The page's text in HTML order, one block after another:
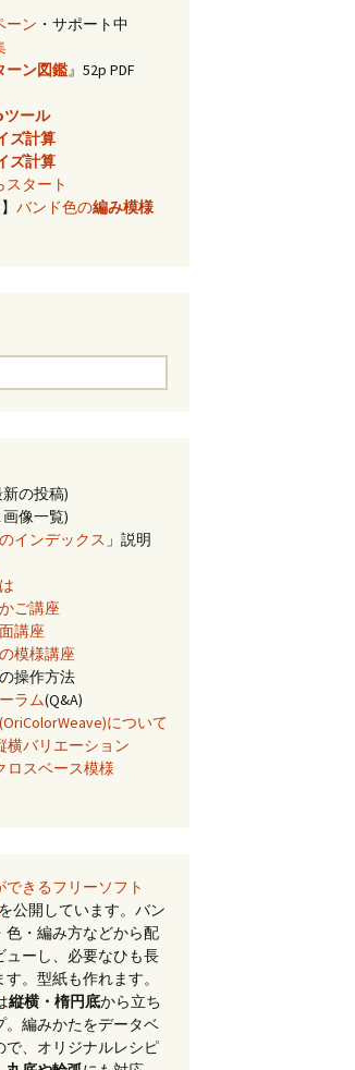
ーン ・サポート中
ーン図鑑』52p PDF
ツール
ズ計算
ズ計算
スタート
バンド色の編み模様
新の投稿)
画像一覧)
インデックス 」説明
ご講座
講座
模様講座
の操作方法
ラム(Q&A)
について
横バリエーション
ロスベース模様
きるフリーソフト
を公開しています。バン
色・編み方などから配
ューし、必要なひも長
。型紙も作れます。
縦横・楕円底から立ち
。編みかたをデータベ
で、オリジナルレシピ